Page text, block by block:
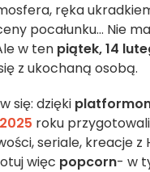
ręka
pocałunku... Nie
w ten piątek, 14
z ukochaną osobą.
się: dzięki
roku
seriale, kreacje
więc popcorn- w